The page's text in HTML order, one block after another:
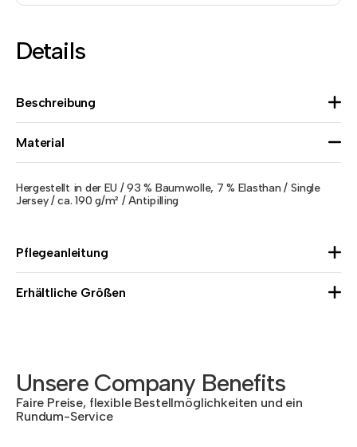
Details
Beschreibung
Material
Hergestellt in der EU / 93 % Baumwolle, 7 % Elasthan / Single
Jersey / ca. 190 g/m² / Antipilling
Pflegeanleitung
Erhältliche Größen
Unsere Company Benefits
Faire Preise, flexible Bestellmöglichkeiten und ein
Rundum-Service